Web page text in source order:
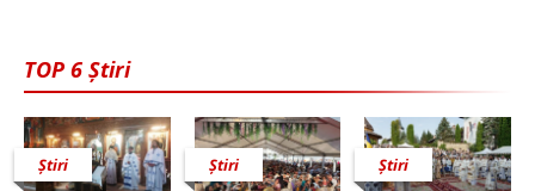
TOP 6 Știri
Știri Știri Știri